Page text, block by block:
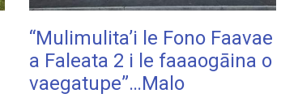
“Mulimulita’i le Fono Faavae
a Faleata 2 i le faaaogāina o
vaegatupe”…Malo